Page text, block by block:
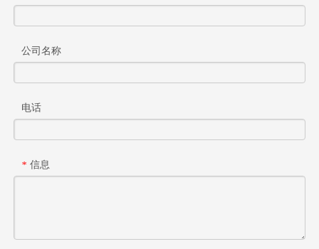
公司名称
电话
* 信息